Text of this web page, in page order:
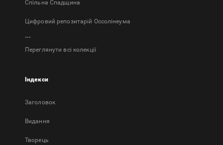
Спільна Спадщина
Цифровий репозитарій Оссолінеума
...
Переглянути всі колекції
Індекси
Заголовок
Bидання
Творець